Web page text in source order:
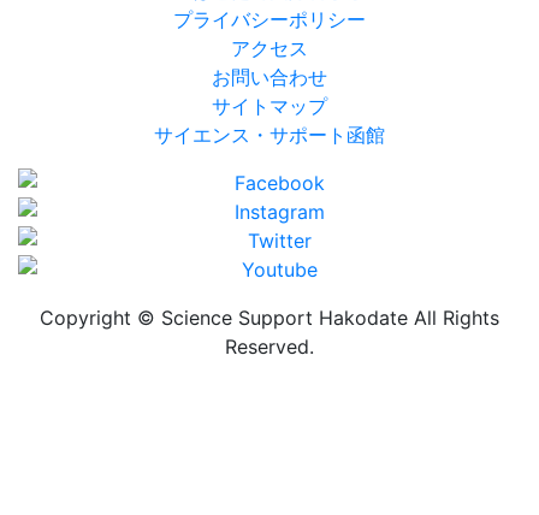
プライバシーポリシー
アクセス
お問い合わせ
サイトマップ
サイエンス・サポート函館
Copyright © Science Support Hakodate All Rights
Reserved.